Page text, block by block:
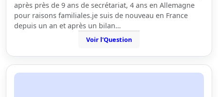
après près de 9 ans de secrétariat, 4 ans en Allemagne
pour raisons familiales.je suis de nouveau en France
depuis un an et après un bilan…
Voir l'Question